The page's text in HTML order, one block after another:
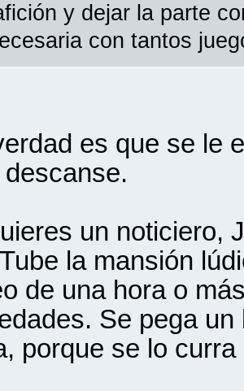
y dejar la parte
con tantos
es que se le
un noticiero,
la mansión
de una hora o
Se pega
porque se lo curra